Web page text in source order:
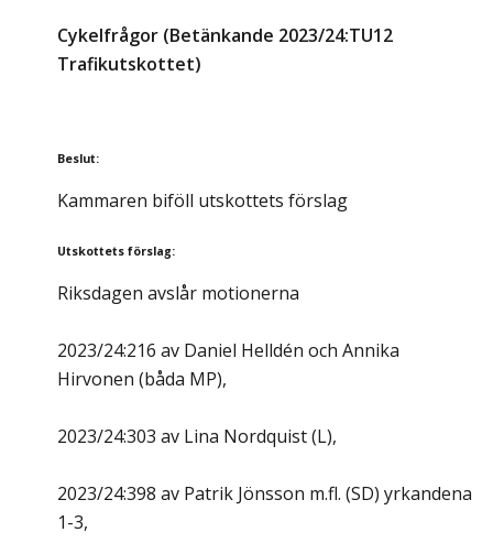
Cykelfrågor (Betänkande 2023/24:TU12
Trafikutskottet)
Beslut:
Kammaren biföll utskottets förslag
Utskottets förslag:
Riksdagen avslår motionerna
2023/24:216 av Daniel Helldén och Annika
Hirvonen (båda MP),
2023/24:303 av Lina Nordquist (L),
2023/24:398 av Patrik Jönsson m.fl. (SD) yrkandena
1-3,